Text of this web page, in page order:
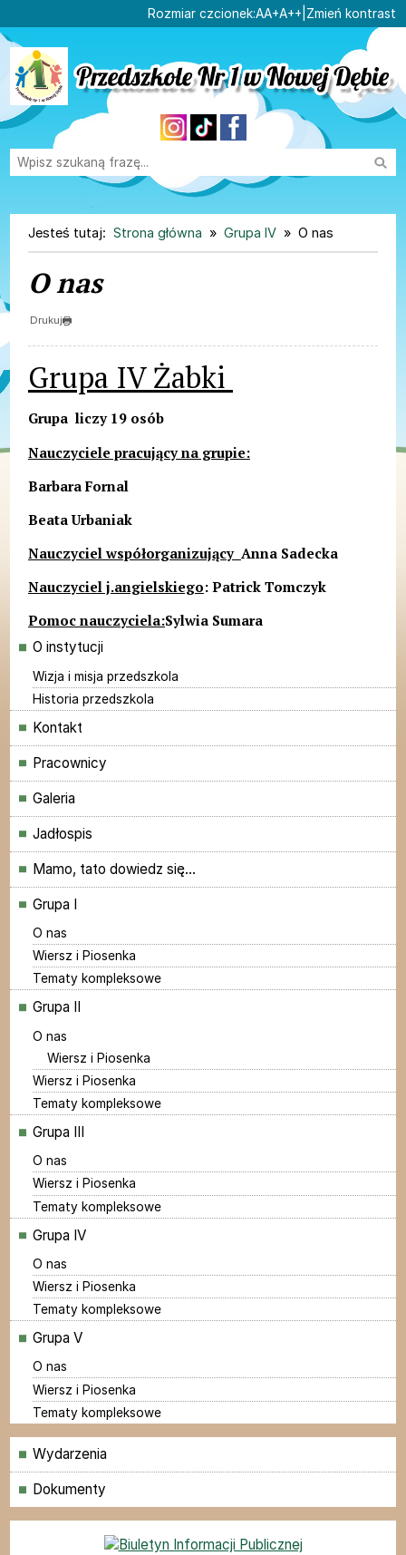
Przejdź do głównej treści Przejdź do wyszukiwarki
Rozmiar czcionek:Ustaw domyślną
AUstaw większą
A+Ustaw największą
A++ Zmień kontrast
« »
1
Jesteś tutaj: Strona główna Grupa IV O nas
O nas
Drukuj
Grupa IV Żabki
Grupa liczy 19 osób
Nauczyciele pracujący na grupie:
Barbara Fornal
Beata Urbaniak
Nauczyciel współorganizujący Anna Sadecka
Nauczyciel j.angielskiego: Patrick Tomczyk
Pomoc nauczyciela:Sylwia Sumara
Menu główne
O instytucji
Wizja i misja przedszkola
Historia przedszkola
Kontakt
Pracownicy
Galeria
Jadłospis
Mamo, tato dowiedz się...
Grupa I
O nas
Wiersz i Piosenka
Tematy kompleksowe
Grupa II
O nas
Wiersz i Piosenka
Wiersz i Piosenka
Tematy kompleksowe
Grupa III
O nas
Wiersz i Piosenka
Tematy kompleksowe
Grupa IV
O nas
Wiersz i Piosenka
Tematy kompleksowe
Grupa V
O nas
Wiersz i Piosenka
Tematy kompleksowe
Menu
Wydarzenia
Dokumenty